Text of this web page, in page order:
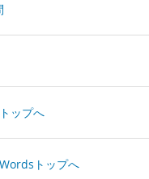
ップへ
トップへ